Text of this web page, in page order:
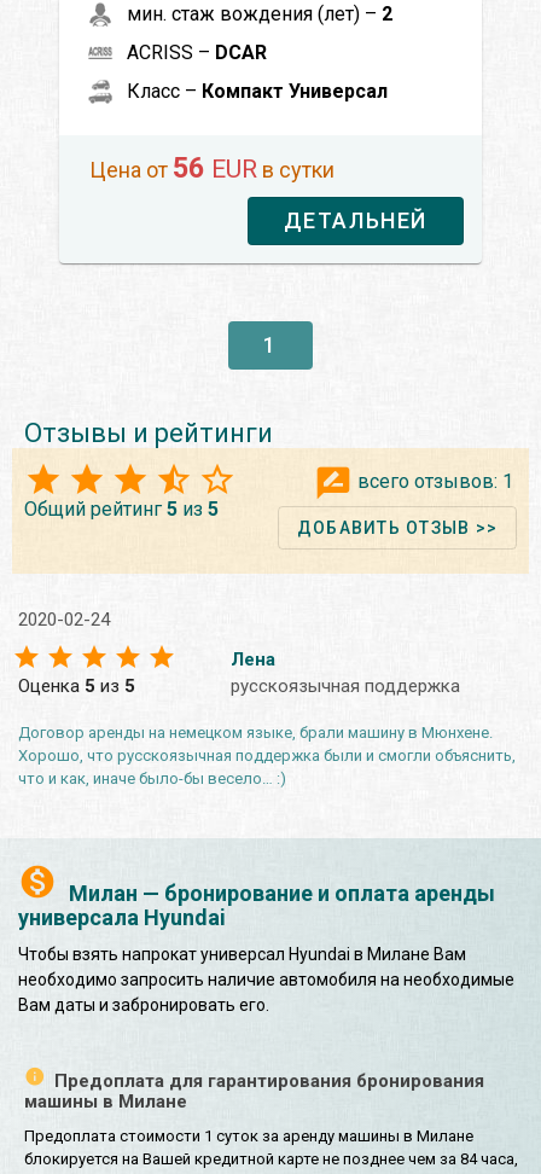
Милан — бронирование и оплата аренды
универсала Hyundai
Чтобы взять напрокат универсал Hyundai в Милане Вам
необходимо запросить наличие автомобиля на необходимые
Вам даты и забронировать его.
Предоплата для гарантирования бронирования
машины в Милане
Предоплата стоимости 1 суток за аренду машины в Милане
блокируется на Вашей кредитной карте не позднее чем за 84 часа,
мин. стаж вождения (лет) – 2
ACRISS – DCAR
Класс – Компакт Универсал
Цена от 56 EUR в сутки
ДЕТАЛЬНЕЙ
1
Отзывы и рейтинги
Общий рейтинг 5 из 5
всего отзывов: 1
ДОБАВИТЬ ОТЗЫВ >>
2020-02-24
Оценка 5 из 5
Лена
русскоязычная поддержка
Договор аренды на немецком языке, брали машину в Мюнхене.
Хорошо, что русскоязычная поддержка были и смогли объяснить,
что и как, иначе было-бы весело… :)